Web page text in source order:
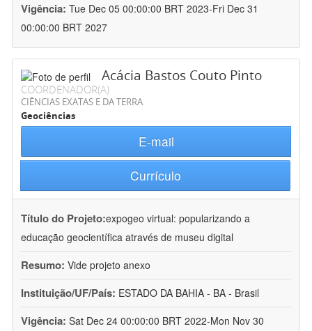
Vigência: Tue Dec 05 00:00:00 BRT 2023-Fri Dec 31
00:00:00 BRT 2027
Acácia Bastos Couto Pinto
COORDENADOR(A)
CIÊNCIAS EXATAS E DA TERRA
Geociências
E-mail
Currículo
Título do Projeto:expogeo virtual: popularizando a
educação geocientífica através de museu digital
Resumo: Vide projeto anexo
Instituição/UF/País: ESTADO DA BAHIA - BA - Brasil
Vigência: Sat Dec 24 00:00:00 BRT 2022-Mon Nov 30